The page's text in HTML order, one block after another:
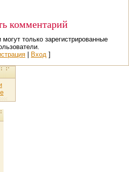
комментарий
только зарегистрированные
Вход ]